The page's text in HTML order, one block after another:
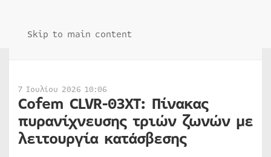
Skip to main content
7 Ιουλίου 2026 10:06
Cofem CLVR-03XT: Πίνακας
πυρανίχνευσης τριών ζωνών με
λειτουργία κατάσβεσης